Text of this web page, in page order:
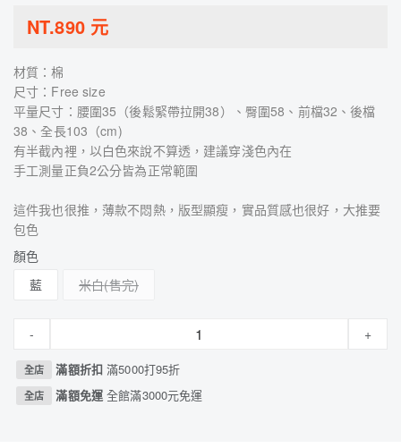
NT.890元
材質：棉
尺寸：Free size
平量尺寸：腰圍35（後鬆緊帶拉開38）、臀圍58、前檔32、後檔
38、全長103（cm)
有半截內裡，以白色來說不算透，建議穿淺色內在
手工測量正負2公分皆為正常範圍
這件我也很推，薄款不悶熱，版型顯瘦，實品質感也很好，大推要
包色
顏色
藍
米白
- +
全店 滿額折扣滿5000打95折
全店 滿額免運全館滿3000元免運